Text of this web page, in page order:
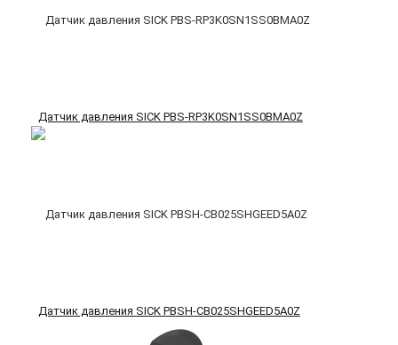
Датчик давления SICK PBS-RP3K0SN1SS0BMA0Z
Датчик давления SICK PBSH-CB025SHGEED5A0Z